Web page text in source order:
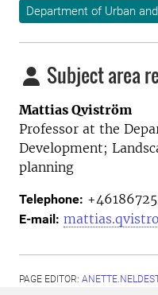
Department of Urban
Subject area
Mattias Qviström
Professor at the
Development;
planning
Telephone:
E-mail:
PAGE EDITOR: